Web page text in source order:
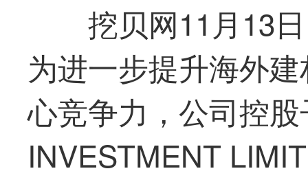
挖贝网11月13
为进一步提升海外
心竞争力，公司控
INVESTMENT